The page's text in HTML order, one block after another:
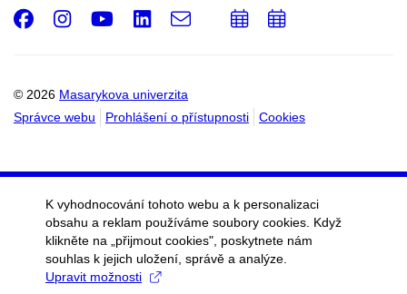
© 2026 Masarykova univerzita
Správce webu
Prohlášení o přístupnosti Cookies
Facebook
Instagram
Youtube
LinkedIn
e-
PřidatPřidat
K vyhodnocování tohoto webu a k personalizaci
obsahu a reklam používáme soubory cookies. Když
klikněte na „přijmout cookies", poskytnete nám
souhlas k jejich uložení, správě a analýze.
Upravit možnosti